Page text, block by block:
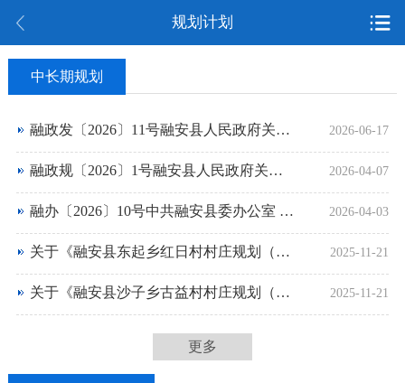
规划计划
中长期规划
2026-06-17
融政发〔2026〕11号融安县人民政府关于印发《融安县国民经济和社会发展第十五个五年规划纲要》的通知
2026-04-07
融政规〔2026〕1号融安县人民政府关于印发《2026—2030年融安县乡村振兴融安香杉苗木项目实施方案》的通知
2026-04-03
融办〔2026〕10号中共融安县委办公室 融安县人民政府办公室关于印发《融安县“融安金桔”品牌保护与品质提升三年行动方案（2026-2028年）》的通知
2025-11-21
关于《融安县东起乡红日村村庄规划（2024—2035）》规划意见公示
2025-11-21
关于《融安县沙子乡古益村村庄规划（2024—2035）》规划意见公示
更多